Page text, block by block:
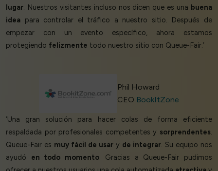
lugar. Nuestros visitantes incluso nos dicen que es una buena
idea para controlar el tráfico a nuestro sitio. Después de
empezar con un evento específico, ahora estamos
protegiendo felizmente todo nuestro sitio con Queue-Fair.’
Phil Howard
CEO BookItZone
‘Una gran solución para hacer colas de forma eficiente
respaldada por profesionales competentes y sorprendentes.
Queue-Fair es muy fácil de usar y de integrar. Su equipo nos
ayudó en todo momento. Gracias a Queue-Fair pudimos